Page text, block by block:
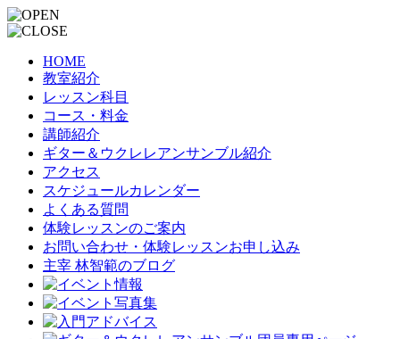
HOME
教室紹介
レッスン科目
コース・料金
講師紹介
ギター＆ウクレレアンサンブル紹介
アクセス
スケジュールカレンダー
よくある質問
体験レッスンのご案内
お問い合わせ・体験レッスンお申し込み
主宰 林智範のブログ